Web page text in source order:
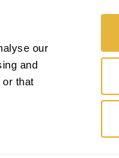
our
and
or that